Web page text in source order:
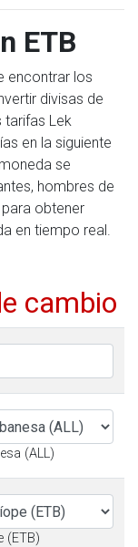
ETB
encontrar los
divisas de
tarifas Lek
en la siguiente
se
hombres de
obtener
en tiempo real.
cambio
(ALL)
(ETB)